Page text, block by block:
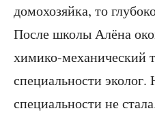
домохозяйка, то
После школы Алёна
химико-механический
специальности эколог.
специальности не